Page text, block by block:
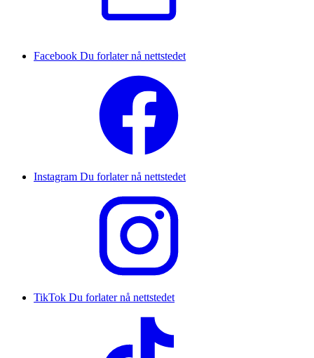
Facebook Du forlater nå nettstedet
Instagram Du forlater nå nettstedet
TikTok Du forlater nå nettstedet